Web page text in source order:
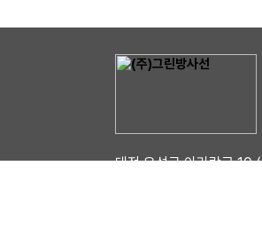
대전 유성구 아리랑로